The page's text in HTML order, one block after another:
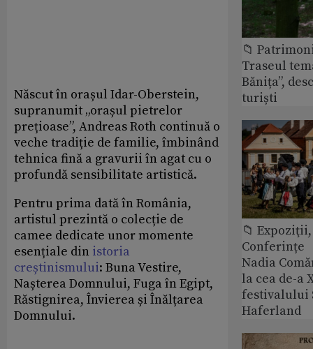
Născut în orașul Idar-Oberstein,
supranumit „orașul pietrelor
prețioase”, Andreas Roth continuă o
veche tradiție de familie, îmbinând
tehnica fină a gravurii în agat cu o
profundă sensibilitate artistică.
Pentru prima dată în România,
artistul prezintă o colecție de
camee dedicate unor momente
esențiale din istoria
creștinismului: Buna Vestire,
Nașterea Domnului, Fuga în Egipt,
Răstignirea, Învierea și Înălțarea
Domnului.
📁
Traseul
Bănița”,
turiști
📁
Conferințe
Nadia
la cea de-a
festivalului
Haferland